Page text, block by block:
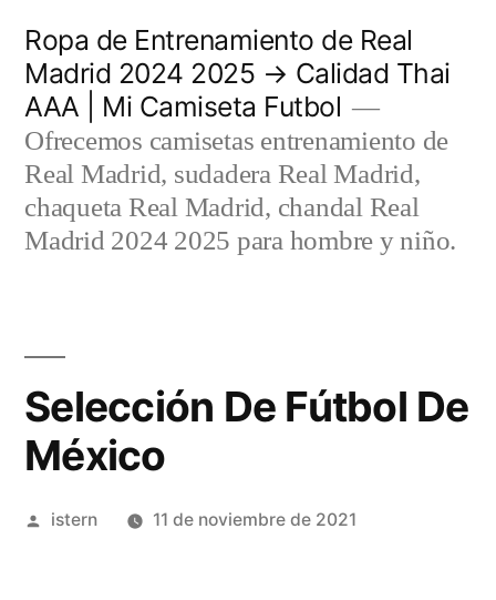
contenido
Ropa de Entrenamiento de Real
Madrid 2024 2025 → Calidad Thai
AAA | Mi Camiseta Futbol
Ofrecemos camisetas entrenamiento de
Real Madrid, sudadera Real Madrid,
chaqueta Real Madrid, chandal Real
Madrid 2024 2025 para hombre y niño.
Selección De Fútbol De
México
Publicado
istern 11 de noviembre de 2021